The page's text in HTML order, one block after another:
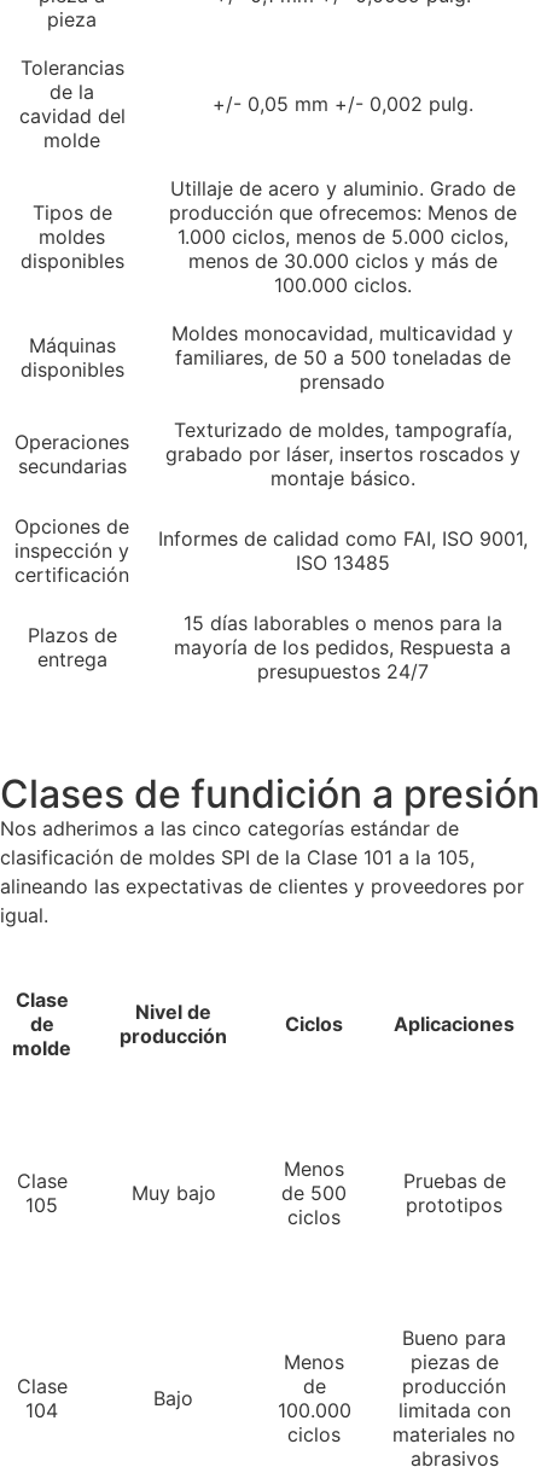
pieza
Tolerancias
de la
cavidad del
molde
+/- 0,05 mm +/- 0,002 pulg.
Tipos de
moldes
disponibles
Utillaje de acero y aluminio. Grado de
producción que ofrecemos: Menos de
1.000 ciclos, menos de 5.000 ciclos,
menos de 30.000 ciclos y más de
100.000 ciclos.
Máquinas
disponibles
Moldes monocavidad, multicavidad y
familiares, de 50 a 500 toneladas de
prensado
Operaciones
secundarias
Texturizado de moldes, tampografía,
grabado por láser, insertos roscados y
montaje básico.
Opciones de
inspección y
certificación
Informes de calidad como FAI, ISO 9001,
ISO 13485
Plazos de
entrega
15 días laborables o menos para la
mayoría de los pedidos, Respuesta a
presupuestos 24/7
Clases de fundición a presión
Nos adherimos a las cinco categorías estándar de
clasificación de moldes SPI de la Clase 101 a la 105,
alineando las expectativas de clientes y proveedores por
igual.
Clase
de
molde
Nivel de
producción
Ciclos Aplicaciones
Clase
105
Muy bajo
Menos
de 500
ciclos
Pruebas de
prototipos
Clase
104
Bajo
Menos
de
100.000
ciclos
Bueno para
piezas de
producción
limitada con
materiales no
abrasivos